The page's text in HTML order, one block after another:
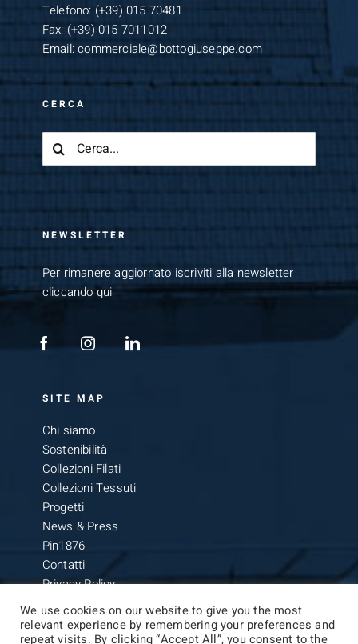
Telefono: (+39) 015 70481
Fax: (+39) 015 7011012
Email:commerciale@bottogiuseppe.com
CERCA
Cerca
NEWSLETTER
Per rimanere aggiornato iscriviti alla newsletter
cliccando qui
SITE MAP
Chi siamo
Sostenibilità
Collezioni Filati
Collezioni Tessuti
Progetti
News & Press
Pin1876
Contatti
Privacy Policy
We use cookies on our website to give you the most
relevant experience by remembering your preferences and
repeat visits. By clicking “Accept All”, you consent to the